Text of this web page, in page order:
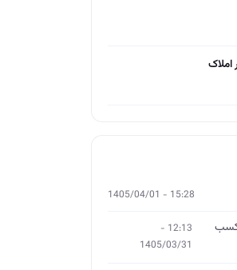
املاک
15:28 - 1405/04/01
کسب
12:13 -
1405/03/31